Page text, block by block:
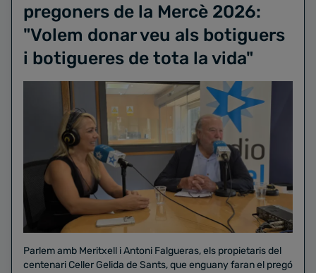
pregoners de la Mercè 2026:
"Volem donar veu als botiguers
i botigueres de tota la vida"
Parlem amb Meritxell i Antoni Falgueras, els propietaris del
centenari Celler Gelida de Sants, que enguany faran el pregó